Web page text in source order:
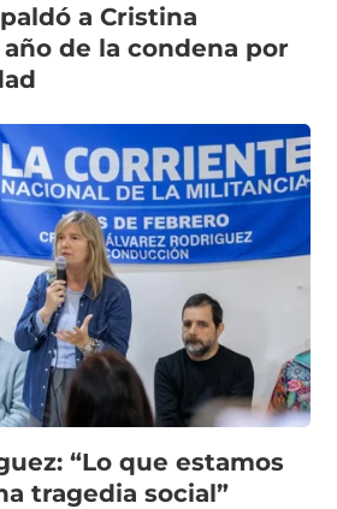
a Cristina
de la condena por
“Lo que estamos
tragedia social”